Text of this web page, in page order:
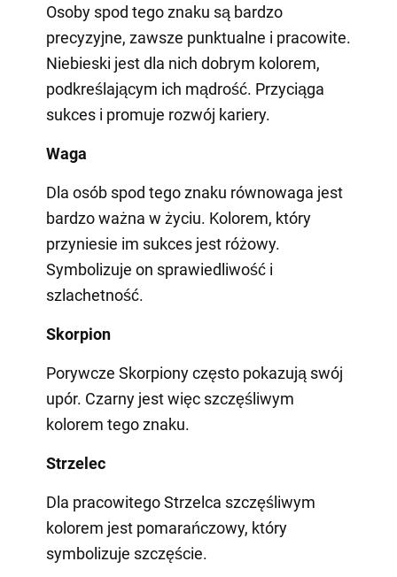
Osoby spod tego znaku są bardzo
precyzyjne, zawsze punktualne i pracowite.
Niebieski jest dla nich dobrym kolorem,
podkreślającym ich mądrość. Przyciąga
sukces i promuje rozwój kariery.
Waga
Dla osób spod tego znaku równowaga jest
bardzo ważna w życiu. Kolorem, który
przyniesie im sukces jest różowy.
Symbolizuje on sprawiedliwość i
szlachetność.
Skorpion
Porywcze Skorpiony często pokazują swój
upór. Czarny jest więc szczęśliwym
kolorem tego znaku.
Strzelec
Dla pracowitego Strzelca szczęśliwym
kolorem jest pomarańczowy, który
symbolizuje szczęście.